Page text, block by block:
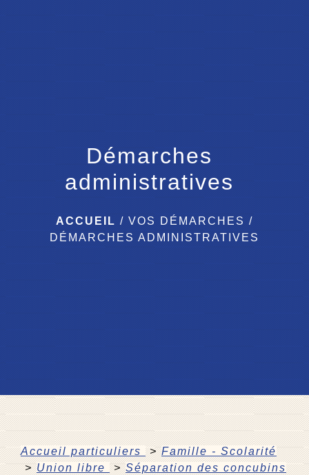
Démarches
administratives
ACCUEIL / VOS DÉMARCHES /
DÉMARCHES ADMINISTRATIVES
Accueil particuliers > Famille - Scolarité
> Union libre > Séparation des concubins